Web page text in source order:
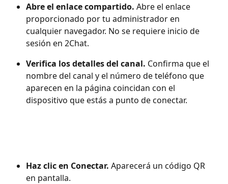
Abre el enlace compartido. Abre el enlace
proporcionado por tu administrador en
cualquier navegador. No se requiere inicio de
sesión en 2Chat.
Verifica los detalles del canal. Confirma que el
nombre del canal y el número de teléfono que
aparecen en la página coincidan con el
dispositivo que estás a punto de conectar.
Haz clic en Conectar. Aparecerá un código QR
en pantalla.